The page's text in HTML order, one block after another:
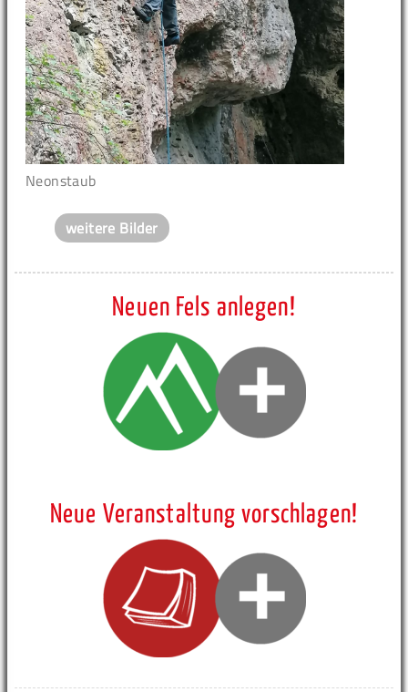
Neonstaub
weitere Bilder
Neuen Fels anlegen!
Neue Veranstaltung vorschlagen!